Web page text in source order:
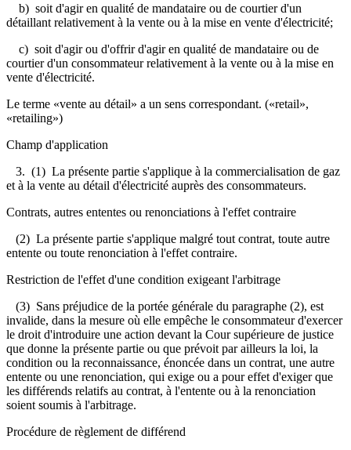
b) soit d'agir en qualité de mandataire ou de courtier d'un
détaillant relativement à la vente ou à la mise en vente d'électricité;
c) soit d'agir ou d'offrir d'agir en qualité de mandataire ou de
courtier d'un consommateur relativement à la vente ou à la mise en
vente d'électricité.
Le terme «vente au détail» a un sens correspondant. («retail»,
«retailing»)
Champ d'application
3. (1) La présente partie s'applique à la commercialisation de gaz
et à la vente au détail d'électricité auprès des consommateurs.
Contrats, autres ententes ou renonciations à l'effet contraire
(2) La présente partie s'applique malgré tout contrat, toute autre
entente ou toute renonciation à l'effet contraire.
Restriction de l'effet d'une condition exigeant l'arbitrage
(3) Sans préjudice de la portée générale du paragraphe (2), est
invalide, dans la mesure où elle empêche le consommateur d'exercer
le droit d'introduire une action devant la Cour supérieure de justice
que donne la présente partie ou que prévoit par ailleurs la loi, la
condition ou la reconnaissance, énoncée dans un contrat, une autre
entente ou une renonciation, qui exige ou a pour effet d'exiger que
les différends relatifs au contrat, à l'entente ou à la renonciation
soient soumis à l'arbitrage.
Procédure de règlement de différend